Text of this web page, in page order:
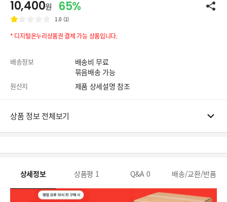
10,400원 65%
1.0 (1)
* 디지털온누리상품권 결제 가능 상품입니다.
배송정보
배송비 무료
묶음배송 가능
원산지 제품 상세설명 참조
상품 정보 전체보기
상세정보 상품평 1 Q&A 0 배송/교환/반품